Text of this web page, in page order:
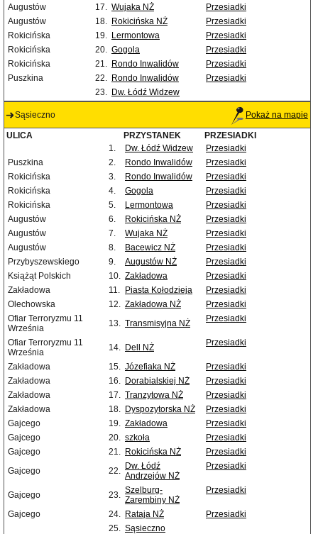
Augustów
17. Wujaka NŻ
Przesiadki
Augustów
18. Rokicińska NŻ
Przesiadki
Rokicińska
19. Lermontowa
Przesiadki
Rokicińska
20. Gogola
Przesiadki
Rokicińska
21. Rondo Inwalidów
Przesiadki
Puszkina
22. Rondo Inwalidów
Przesiadki
23. Dw. Łódź Widzew
Sąsieczno Pokaż na mapie
ULICA PRZYSTANEK
PRZESIADKI
1.
Dw. Łódź Widzew
Przesiadki
Puszkina
2. Rondo Inwalidów
Przesiadki
Rokicińska
3. Rondo Inwalidów
Przesiadki
Rokicińska
4. Gogola
Przesiadki
Rokicińska
5. Lermontowa
Przesiadki
Augustów
6. Rokicińska NŻ
Przesiadki
Augustów
7. Wujaka NŻ
Przesiadki
Augustów
8. Bacewicz NŻ
Przesiadki
Przybyszewskiego
9. Augustów NŻ
Przesiadki
Książąt Polskich
10. Zakładowa
Przesiadki
Zakładowa
11. Piasta Kołodzieja
Przesiadki
Olechowska
12. Zakładowa NŻ
Przesiadki
Ofiar Terroryzmu 11
Września
13. Transmisyjna NŻ Przesiadki
Ofiar Terroryzmu 11
Września
14. Dell NŻ Przesiadki
Zakładowa 15. Józefiaka NŻ
Przesiadki
Zakładowa
16. Dorabialskiej NŻ
Przesiadki
Zakładowa
17. Tranzytowa NŻ
Przesiadki
Zakładowa
18. Dyspozytorska NŻ
Przesiadki
Gajcego
19. Zakładowa
Przesiadki
Gajcego
20. szkoła
Przesiadki
Gajcego
21. Rokicińska NŻ
Przesiadki
Gajcego
22. Dw. Łódź
Andrzejów NŻ
Przesiadki
Gajcego 23. Szelburg-
Zarembiny NŻ
Przesiadki
Gajcego 24. Rataja NŻ
Przesiadki
25. Sąsieczno